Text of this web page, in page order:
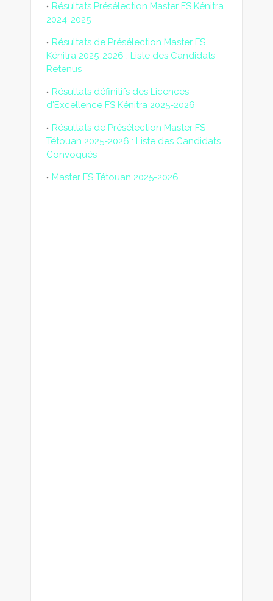
Résultats Présélection Master FS Kénitra
2024-2025
Résultats de Présélection Master FS
Kénitra 2025-2026 : Liste des Candidats
Retenus
Résultats définitifs des Licences
d'Excellence FS Kénitra 2025-2026
Résultats de Présélection Master FS
Tétouan 2025-2026 : Liste des Candidats
Convoqués
Master FS Tétouan 2025-2026